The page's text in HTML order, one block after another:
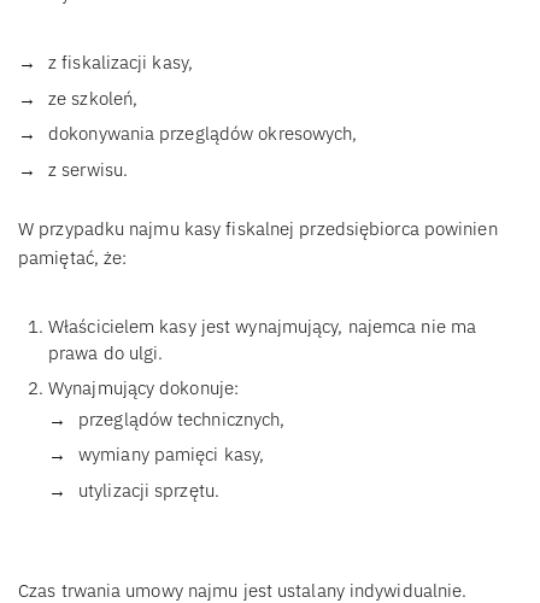
z fiskalizacji kasy,
ze szkoleń,
dokonywania przeglądów okresowych,
z serwisu.
W przypadku najmu kasy fiskalnej przedsiębiorca powinien
pamiętać, że:
Właścicielem kasy jest wynajmujący, najemca nie ma
prawa do ulgi.
Wynajmujący dokonuje:
przeglądów technicznych,
wymiany pamięci kasy,
utylizacji sprzętu.
Czas trwania umowy najmu jest ustalany indywidualnie.